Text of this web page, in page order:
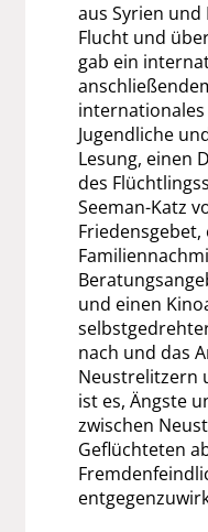
aus Syrien
Flucht und
gab ein
Jugendliche
Lesung, einen
des
Seeman-Katz
und einen
nach und das
Neustrelitzern
ist es, Ängste
zwischen
Geflüchteten